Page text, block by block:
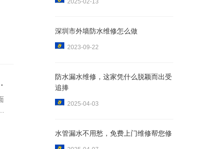
明无套路
深圳市外墙防水维修怎么做
2023-09-22
防水漏水维修，这家凭什么脱颖而出受
追捧
2025-04-03
水管漏水不用愁，免费上门维修帮您修